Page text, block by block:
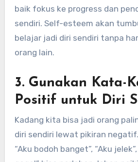
baik fokus ke progress dan
sendiri. Self-esteem akan
belajar jadi diri sendiri tanpa
orang lain.
3. Gunakan Kata-
Positif untuk Diri
Kadang kita bisa jadi orang
diri sendiri lewat pikiran
“Aku bodoh banget”, “Aku